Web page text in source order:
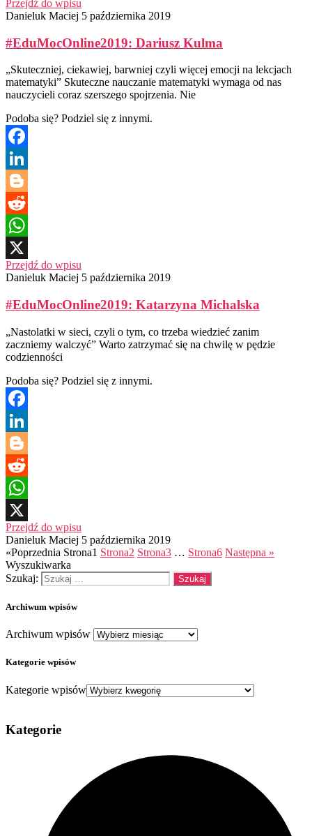
X
Przejdź do wpisu
Danieluk Maciej 5 października 2019
#EduMocOnline2019: Dariusz Kulma
„Skuteczniej, ciekawiej, barwniej czyli więcej emocji na lekcjach
matematyki” Skuteczne nauczanie matematyki wymaga od nas
nauczycieli coraz szerszego spojrzenia. Nie
Podoba się? Podziel się z innymi.
Facebook
LinkedIn
Blogger
Reddit
WhatsApp
X
Przejdź do wpisu
Danieluk Maciej 5 października 2019
#EduMocOnline2019: Katarzyna Michalska
„Nastolatki w sieci, czyli o tym, co trzeba wiedzieć zanim
zaczniemy walczyć” Warto zatrzymać się na chwilę w pędzie
codzienności
Podoba się? Podziel się z innymi.
Facebook
LinkedIn
Blogger
Reddit
WhatsApp
X
Przejdź do wpisu
Danieluk Maciej 5 października 2019
«Poprzednia Strona1 Strona2 Strona3 … Strona6 Następna »
Wyszukiwarka
Szukaj:
Archiwum wpisów
Archiwum wpisów
Kategorie wpisów
Kategorie wpisów
Kategorie